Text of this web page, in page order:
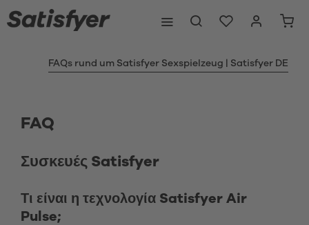
FAQs rund um Satisfyer Sexspielzeug | Satisfyer DE
FAQ
Συσκευές Satisfyer
Τι είναι η τεχνολογία Satisfyer Air
Pulse;